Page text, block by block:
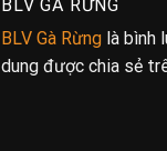
BLV GÀ RỪNG
BLV Gà Rừng là bình
dung được chia sẻ